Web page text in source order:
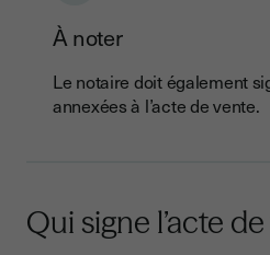
À noter
Le notaire doit également
annexées à l’acte de vente.
Qui signe l’acte